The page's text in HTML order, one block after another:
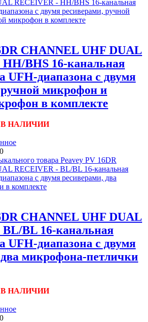
CHANNEL UHF DUAL
BHS 16-канальная
UFH-диапазона с двумя
микрофон и
в комплекте
НАЛИЧИИ
CHANNEL UHF DUAL
BL 16-канальная
UFH-диапазона с двумя
микрофона-петлички
НАЛИЧИИ